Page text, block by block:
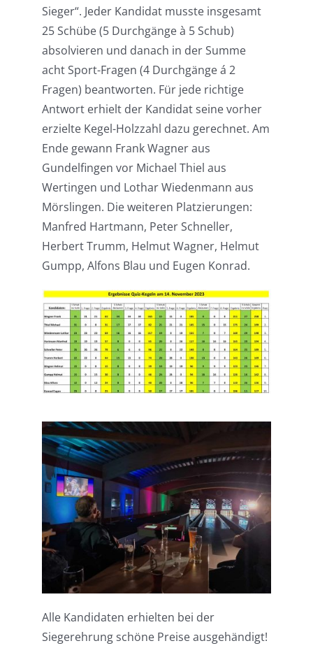
Sieger“. Jeder Kandidat musste insgesamt
25 Schübe (5 Durchgänge à 5 Schub)
absolvieren und danach in der Summe
acht Sport-Fragen (4 Durchgänge á 2
Fragen) beantworten. Für jede richtige
Antwort erhielt der Kandidat seine vorher
erzielte Kegel-Holzzahl dazu gerechnet. Am
Ende gewann Frank Wagner aus
Gundelfingen vor Michael Thiel aus
Wertingen und Lothar Wiedenmann aus
Mörslingen. Die weiteren Platzierungen:
Manfred Hartmann, Peter Schneller,
Herbert Trumm, Helmut Wagner, Helmut
Gumpp, Alfons Blau und Eugen Konrad.
Alle Kandidaten erhielten bei der
Siegerehrung schöne Preise ausgehändigt!